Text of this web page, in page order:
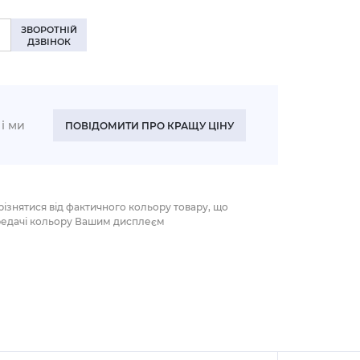
ЗВОРОТНІЙ
ДЗВІНОК
ми ПОВІДОМИТИ ПРО КРАЩУ ЦІНУ
від фактичного кольору товару, що
кольору Вашим дисплеєм